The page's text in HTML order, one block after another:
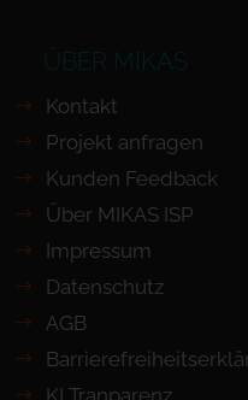
ÜBER MIKAS
Kontakt
Projekt anfragen
Kunden Feedback
Über MIKAS ISP
Impressum
Datenschutz
AGB
KI Tranparenz